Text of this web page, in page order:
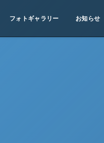
フォトギャラリー お知らせ